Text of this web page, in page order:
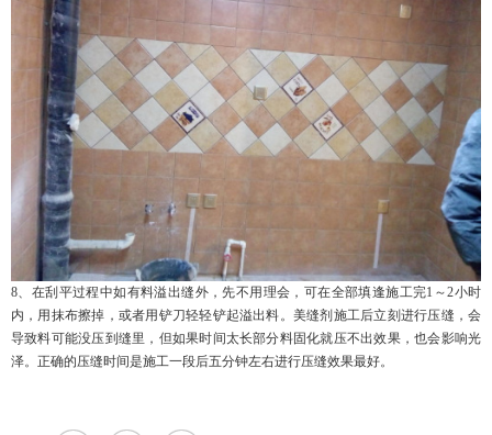
8、在刮平过程中如有料溢出缝外，先不用理会，可在全部填逢施工完1～2小时
内，用抹布擦掉，或者用铲刀轻轻铲起溢出料。美缝剂施工后立刻进行压缝，会
导致料可能没压到缝里，但如果时间太长部分料固化就压不出效果，也会影响光
泽。正确的压缝时间是施工一段后五分钟左右进行压缝效果最好。